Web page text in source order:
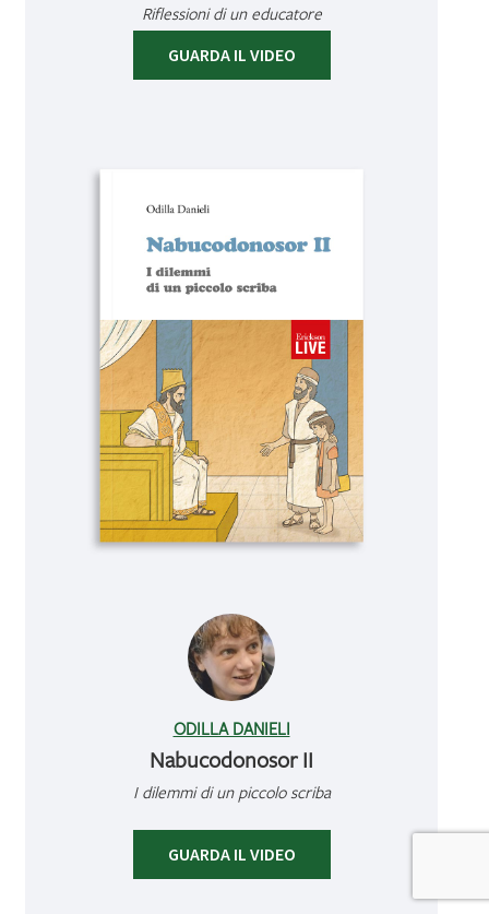
Riflessioni di un educatore
GUARDA IL VIDEO
ODILLA DANIELI
Nabucodonosor II
I dilemmi di un piccolo scriba
GUARDA IL VIDEO